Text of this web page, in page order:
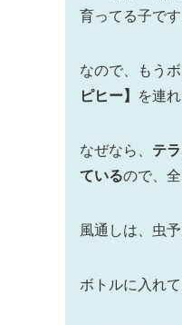
育ってる子です
なので、もう
ピヒー】
を連
なぜなら、 テ
ているので、
風通しは、虫
ボトルに入れ